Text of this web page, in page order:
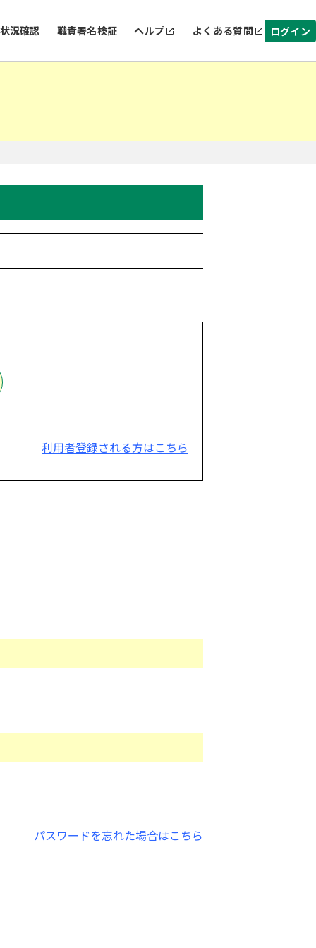
況確認 職責署名検証 ヘルプ よくある質問 ログイン
利用者登録される方はこちら
パスワードを忘れた場合はこちら